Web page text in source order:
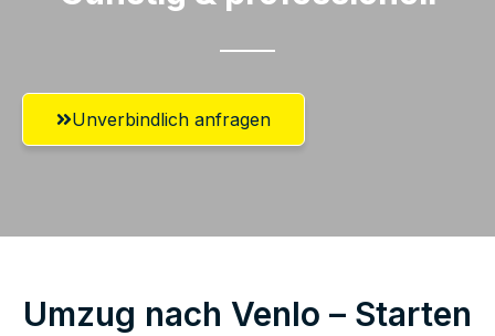
Unverbindlich anfragen
Umzug nach Venlo – Starten